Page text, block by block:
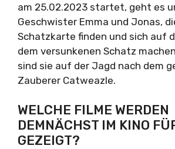
am 25.02.2023 startet, geht es
Geschwister Emma und Jonas,
Schatzkarte finden und sich auf
dem versunkenen Schatz
sind sie auf der Jagd nach dem
Zauberer Catweazle.
WELCHE FILME WERDEN
DEMNÄCHST IM KINO
GEZEIGT?